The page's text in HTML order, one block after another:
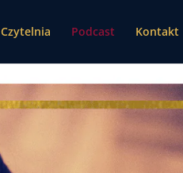
Czytelnia Podcast Kontakt